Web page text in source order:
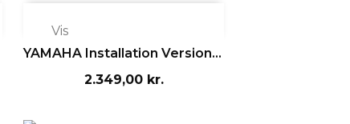
Vis
YAMAHA Installation Version...
2.349,00 kr.